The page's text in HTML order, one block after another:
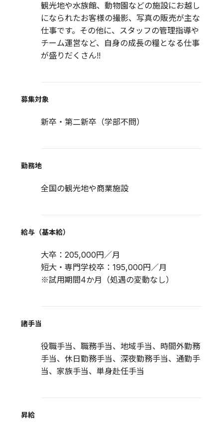
観光地や水族館、動物園などの施設にお越し
になられたお客様の撮影、写真の販売が主な
仕事です。その他に、スタッフの管理指導や
チーム運営など、自身の成長の糧となる仕事
が盛りだくさん!!
募集対象
新卒・第二新卒（学部不問）
勤務地
全国の観光地や商業施設
給与（基本給）
大卒：205,000円／月
短大・専門学校卒：195,000円／月
※試用期間4か月（処遇の変動なし）
諸手当
役職手当、職務手当、地域手当、時間外勤務
手当、休日勤務手当、深夜勤務手当、通勤手
当、家族手当、単身赴任手当
昇給